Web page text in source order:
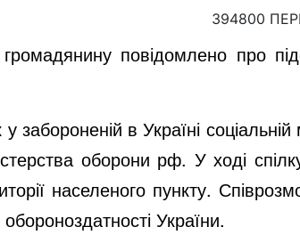
394800
повідомлено про
в Україні соціальній
оборони рф. У ході
населеного пункту.
України.